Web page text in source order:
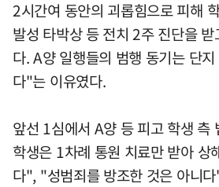
2시간여 동안의 괴롭힘으로 피해
발성 타박상 등 전치 2주 진단을
다. A양 일행들의 범행 동기는 단
다"는 이유였다.
앞선 1심에서 A양 등 피고 학생 측
학생은 1차례 통원 치료만 받아 상
다", "성범죄를 방조한 것은 아니